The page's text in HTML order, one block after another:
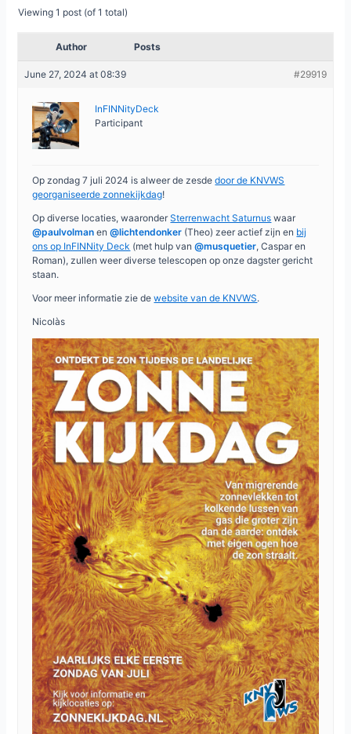
Viewing 1 post (of 1 total)
Author Posts
June 27, 2024 at 08:39 #29919
InFINNityDeck
Participant
Op zondag 7 juli 2024 is alweer de zesdedoor de KNVWS
georganiseerde zonnekijkdag!
Op diverse locaties, waaronderSterrenwacht Saturnus waar
@paulvolman en@lichtendonker (Theo) zeer actief zijn en bij
ons op InFINNity Deck (met hulp van@musquetier, Caspar en
Roman), zullen weer diverse telescopen op onze dagster gericht
staan.
Voor meer informatie zie dewebsite van de KNVWS.
Nicolàs